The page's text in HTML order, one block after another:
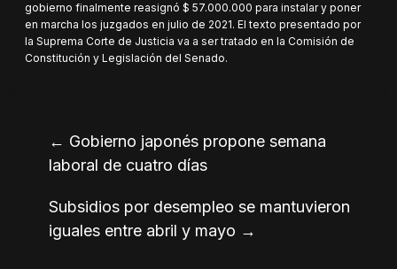
gobierno finalmente reasignó $ 57.000.000 para instalar y poner
en marcha los juzgados en julio de 2021. El texto presentado por
la Suprema Corte de Justicia va a ser tratado en la Comisión de
Constitución y Legislación del Senado.
← Gobierno japonés propone semana
laboral de cuatro días
Subsidios por desempleo se mantuvieron
iguales entre abril y mayo →